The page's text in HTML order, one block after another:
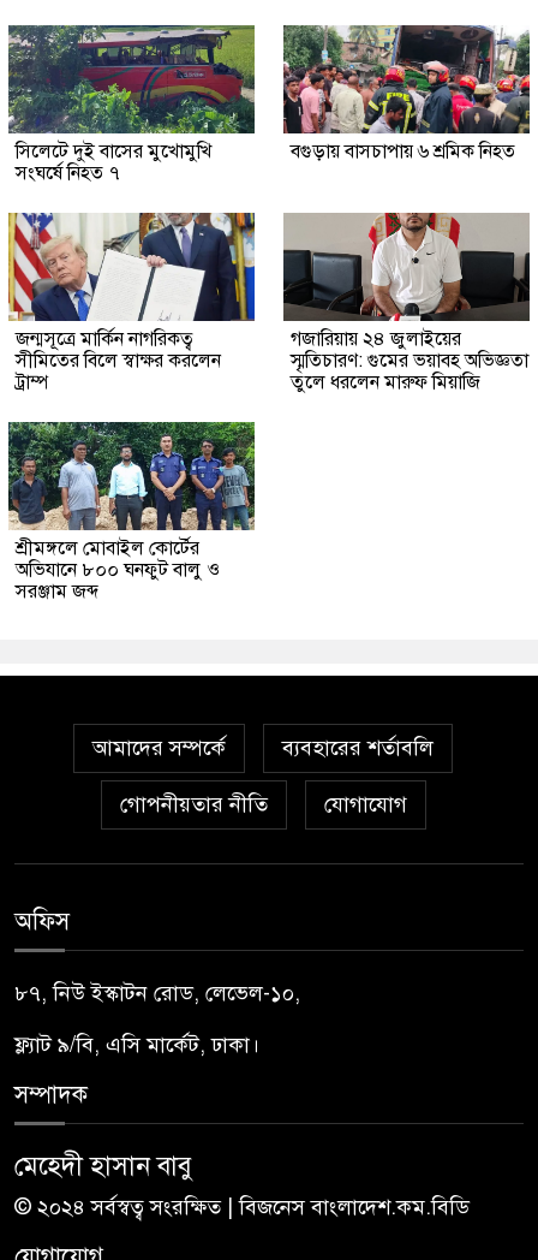
সিলেটে দুই বাসের মুখোমুখি
সংঘর্ষে নিহত ৭
বগুড়ায় বাসচাপায় ৬ শ্রমিক নিহত
জন্মসূত্রে মার্কিন নাগরিকত্ব
সীমিতের বিলে স্বাক্ষর করলেন
ট্রাম্প
গজারিয়ায় ২৪ জুলাইয়ের
স্মৃতিচারণ: গুমের ভয়াবহ অভিজ্ঞতা
তুলে ধরলেন মারুফ মিয়াজি
শ্রীমঙ্গলে মোবাইল কোর্টের
অভিযানে ৮০০ ঘনফুট বালু ও
সরঞ্জাম জব্দ
আমাদের সম্পর্কে ব্যবহারের শর্তাবলি
গোপনীয়তার নীতি যোগাযোগ
অফিস
৮৭, নিউ ইস্কাটন রোড, লেভেল-১০,
ফ্ল্যাট ৯/বি, এসি মার্কেট, ঢাকা।
সম্পাদক
মেহেদী হাসান বাবু
© ২০২৪ সর্বস্বত্ব সংরক্ষিত | বিজনেস বাংলাদেশ.কম.বিডি